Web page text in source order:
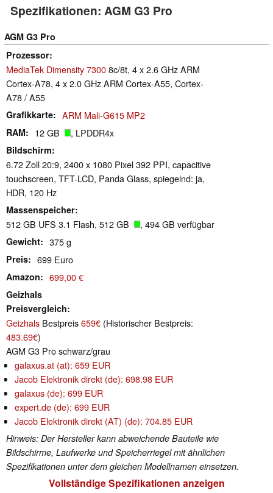
Spezifikationen: AGM G3 Pro
AGM G3 Pro
Prozessor
MediaTek Dimensity 73008c/8t, 4 x 2.6 GHz ARM
Cortex-A78, 4 x 2.0 GHz ARM Cortex-A55, Cortex-
A78 / A55
Grafikkarte ARM Mali-G615 MP2
RAM 12 GB , LPDDR4x
Bildschirm
6.72 Zoll 20:9, 2400 x 1080 Pixel 392 PPI, capacitive
touchscreen, TFT-LCD, Panda Glass, spiegelnd: ja,
HDR, 120 Hz
Massenspeicher
512 GB UFS 3.1 Flash, 512 GB , 494 GB verfügbar
Gewicht 375 g
Preis 699 Euro
Amazon 699,00 €
Geizhals
Preisvergleich
Geizhals Bestpreis659€ (Historischer Bestpreis:
483.69€)
AGM G3 Pro schwarz/grau
galaxus.at (at): 659 EUR
Jacob Elektronik direkt (de): 698.98 EUR
galaxus (de): 699 EUR
expert.de (de): 699 EUR
Jacob Elektronik direkt (AT) (de): 704.85 EUR
Hinweis: Der Hersteller kann abweichende Bauteile wie
Bildschirme, Laufwerke und Speicherriegel mit ähnlichen
Spezifikationen unter dem gleichen Modellnamen einsetzen.
Vollständige Spezifikationen anzeigen